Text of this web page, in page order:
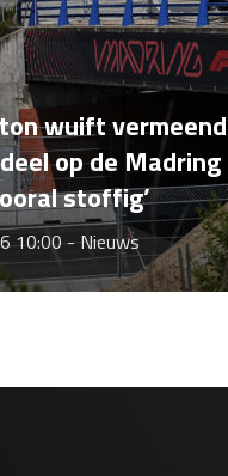
wuift vermeend
op de Madring
stoffig’
10:00 -Nieuws